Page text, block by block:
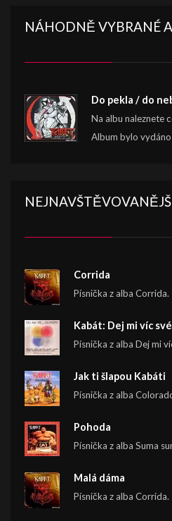
NÁHODNĚ VYBRANÉ
Do pekla / do
Na albu naleznete
Album bylo
Corrida
Písnička z alba Corrida.
Kabát: Dej mi víc
Písnička z alba Dej mi
Jak ti šlapou Kabáti
Písnička z alba
Pohoda
Písnička z alba Suma
Malá dáma
Písnička z alba Corrida.